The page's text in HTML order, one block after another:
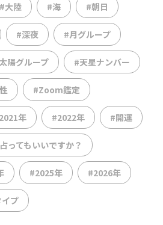
#大陸 #海 #朝日
#深夜 #月グループ
陽グループ #天星ナンバー
#Zoom鑑定
年 #2022年 #開運
ってもいいですか？
#2025年 #2026年
プ